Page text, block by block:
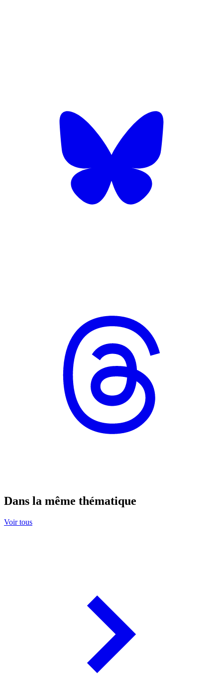
Dans la même thématique
Voir tous